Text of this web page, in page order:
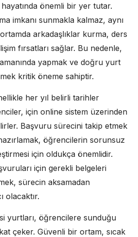
önemli bir yer tutar.
imkanı sunmakla kalmaz, aynı
arkadaşlıklar kurma, ders
fırsatları sağlar. Bu nedenle,
yapmak ve doğru yurt
kritik öneme sahiptir.
her yıl belirli tarihler
için online sistem üzerinden
Başvuru sürecini takip etmek
öğrencilerin sorunsuz
için oldukça önemlidir.
için gerekli belgeleri
sürecin aksamadan
olacaktır.
yurtları, öğrencilere sunduğu
çeker. Güvenli bir ortam, sıcak